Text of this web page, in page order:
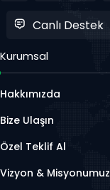
Canlı Destek
Kurumsal
Hakkımızda
Bize Ulaşın
Özel Teklif Al
Vizyon & Misyonumuz